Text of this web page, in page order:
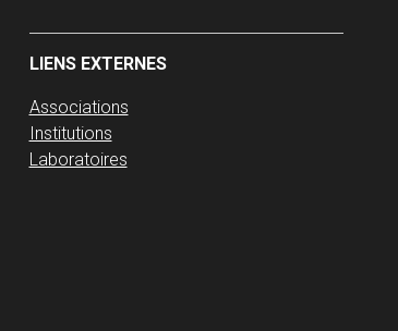
LIENS EXTERNES
Associations
Institutions
Laboratoires